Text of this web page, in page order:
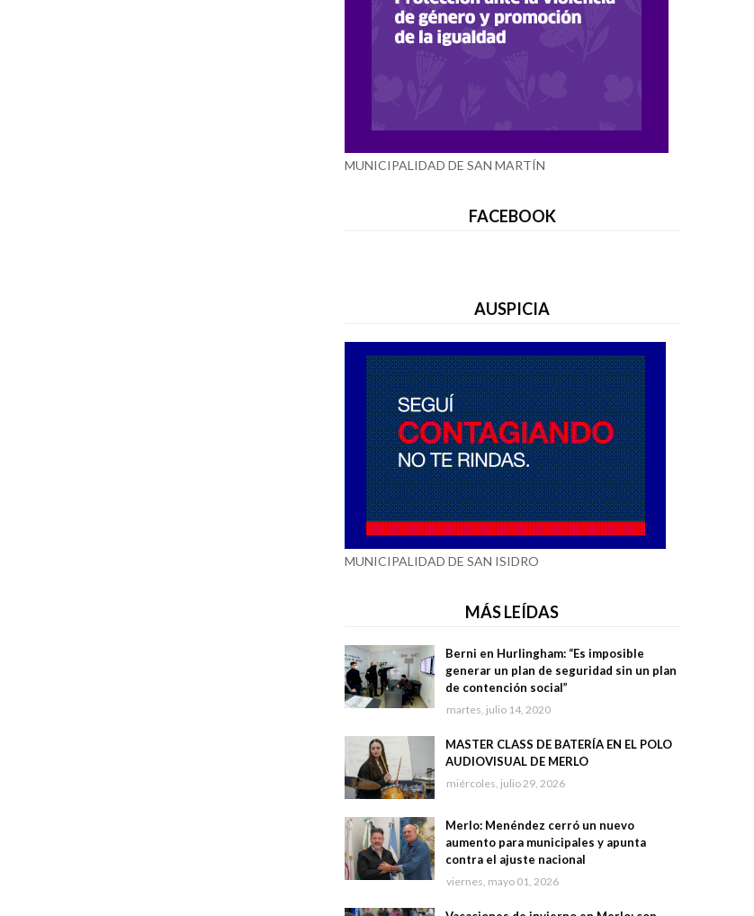
MUNICIPALIDAD DE SAN MARTÍN
FACEBOOK
AUSPICIA
MUNICIPALIDAD DE SAN ISIDRO
MÁS LEÍDAS
Berni en Hurlingham: “Es imposible
generar un plan de seguridad sin un plan
de contención social”
martes, julio 14, 2020
MASTER CLASS DE BATERÍA EN EL POLO
AUDIOVISUAL DE MERLO
miércoles, julio 29, 2026
Merlo: Menéndez cerró un nuevo
aumento para municipales y apunta
contra el ajuste nacional
viernes, mayo 01, 2026